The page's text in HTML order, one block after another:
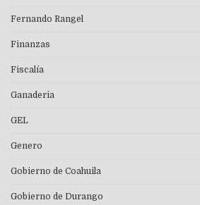
Fernando Rangel
Finanzas
Fiscalía
Ganaderia
GEL
Genero
Gobierno de Coahuila
Gobierno de Durango